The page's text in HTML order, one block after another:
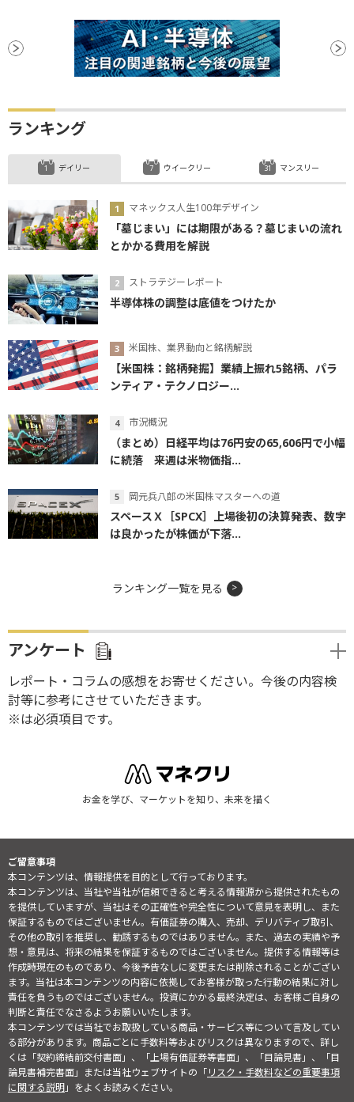
ランキング
デイリー
マネックス人生100年デザイン
「墓じまい」には期限がある？墓じまいの流れ
とかかる費用を解説
ストラテジーレポート
半導体株の調整は底値をつけたか
米国株、業界動向と銘柄解説
【米国株：銘柄発掘】業績上振れ5銘柄、パラ
ンティア・テクノロジー...
市況概況
（まとめ）日経平均は76円安の65,606円で小幅
に続落 来週は米物価指...
岡元兵八郎の米国株マスターへの道
スペースＸ［SPCX］上場後初の決算発表、数字
は良かったが株価が下落...
ウイークリー マンスリー
ランキング一覧を見る
アンケート
レポート・コラムの感想をお寄せください。今後の内容検
討等に参考にさせていただきます。
※は必須項目です。
お金を学び、マーケットを知り、未来を描く
ご留意事項
本コンテンツは、情報提供を目的として行っております。
本コンテンツは、当社や当社が信頼できると考える情報源から提供されたもの
を提供していますが、当社はその正確性や完全性について意見を表明し、また
保証するものではございません。有価証券の購入、売却、デリバティブ取引、
その他の取引を推奨し、勧誘するものではありません。また、過去の実績や予
想・意見は、将来の結果を保証するものではございません。提供する情報等は
作成時現在のものであり、今後予告なしに変更または削除されることがござい
ます。当社は本コンテンツの内容に依拠してお客様が取った行動の結果に対し
責任を負うものではございません。投資にかかる最終決定は、お客様ご自身の
判断と責任でなさるようお願いいたします。
本コンテンツでは当社でお取扱している商品・サービス等について言及してい
る部分があります。商品ごとに手数料等およびリスクは異なりますので、詳し
くは「契約締結前交付書面」、「上場有価証券等書面」、「目論見書」、「目
論見書補完書面」または当社ウェブサイトの「リスク・手数料などの重要事項
に関する説明」をよくお読みください。